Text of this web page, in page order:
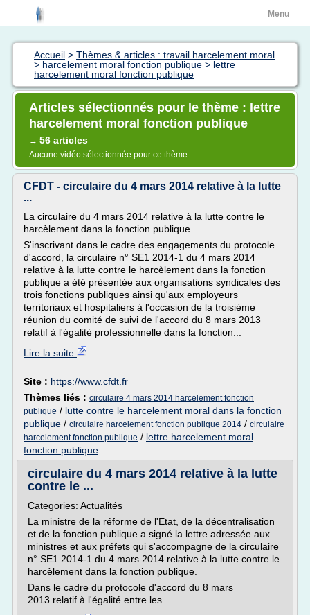
Menu
Accueil > Thèmes & articles : travail harcelement moral
> harcelement moral fonction publique > lettre
harcelement moral fonction publique
Articles sélectionnés pour le thème : lettre
harcelement moral fonction publique
→ 56 articles
Aucune vidéo sélectionnée pour ce thème
CFDT - circulaire du 4 mars 2014 relative à la lutte
...
La circulaire du 4 mars 2014 relative à la lutte contre le
harcèlement dans la fonction publique
S'inscrivant dans le cadre des engagements du protocole
d'accord, la circulaire n° SE1 2014-1 du 4 mars 2014
relative à la lutte contre le harcèlement dans la fonction
publique a été présentée aux organisations syndicales des
trois fonctions publiques ainsi qu'aux employeurs
territoriaux et hospitaliers à l'occasion de la troisième
réunion du comité de suivi de l'accord du 8 mars 2013
relatif à l'égalité professionnelle dans la fonction...
Lire la suite
Site : https://www.cfdt.fr
Thèmes liés : circulaire 4 mars 2014 harcelement fonction
publique / lutte contre le harcelement moral dans la fonction
publique / circulaire harcelement fonction publique 2014 / circulaire
harcelement fonction publique / lettre harcelement moral
fonction publique
circulaire du 4 mars 2014 relative à la lutte
contre le ...
Categories: Actualités
La ministre de la réforme de l'Etat, de la décentralisation
et de la fonction publique a signé la lettre adressée aux
ministres et aux préfets qui s'accompagne de la circulaire
n° SE1 2014-1 du 4 mars 2014 relative à la lutte contre le
harcèlement dans la fonction publique.
Dans le cadre du protocole d'accord du 8 mars
2013 relatif à l'égalité entre les...